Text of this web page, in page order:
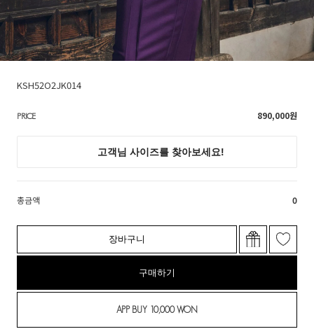
KSH52O2JK014
PRICE 890,000원
총금액 0
장바구니
구매하기